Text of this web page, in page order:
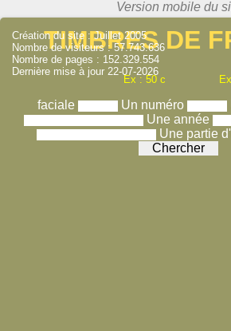
TIMBRES DE
Ex : 50 c
faciale Un numéro
Une année
Une partie
Création du site : Juillet 2005
Nombre de visiteurs : 57.743.636
Nombre de pages : 152.329.554
Dernière mise à jour 22-07-2026